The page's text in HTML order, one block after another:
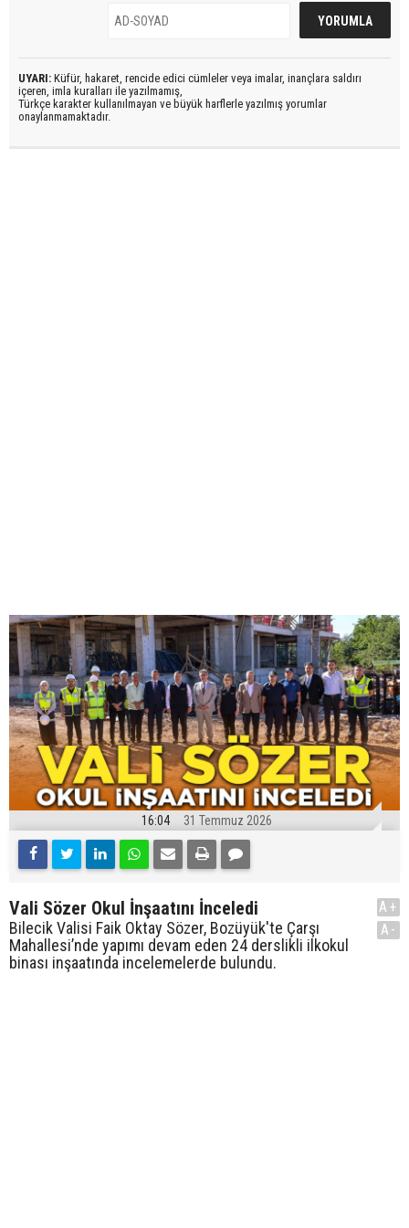
UYARI: Küfür, hakaret, rencide edici cümleler veya imalar, inançlara saldırı
içeren, imla kuralları ile yazılmamış,
Türkçe karakter kullanılmayan ve büyük harflerle yazılmış yorumlar
onaylanmamaktadır.
16:04 31 Temmuz 2026
Vali Sözer Okul İnşaatını İnceledi
Bilecik Valisi Faik Oktay Sözer, Bozüyük'te Çarşı
Mahallesi’nde yapımı devam eden 24 derslikli ilkokul
binası inşaatında incelemelerde bulundu.
A+
A-